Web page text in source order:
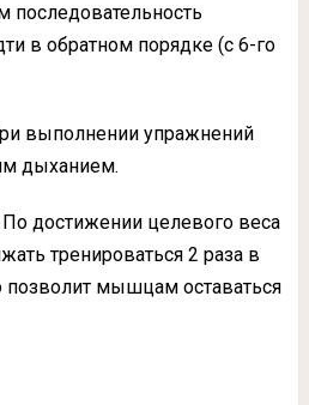
последовательность
в обратном порядке (с 6-го
выполнении упражнений
дыханием.
достижении целевого веса
тренироваться 2 раза в
позволит мышцам оставаться